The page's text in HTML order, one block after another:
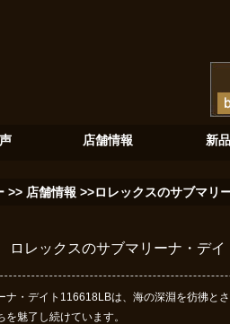
店舗情報 新
>> 店舗情報 >>ロレックスのサブマリ
ロレックスのサブマリーナ・デ
ナ・デイト116618LBは、海の深淵を彷彿と
魅了し続けています。